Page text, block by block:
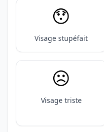
😯
Visage stupéfait
☹️
Visage triste